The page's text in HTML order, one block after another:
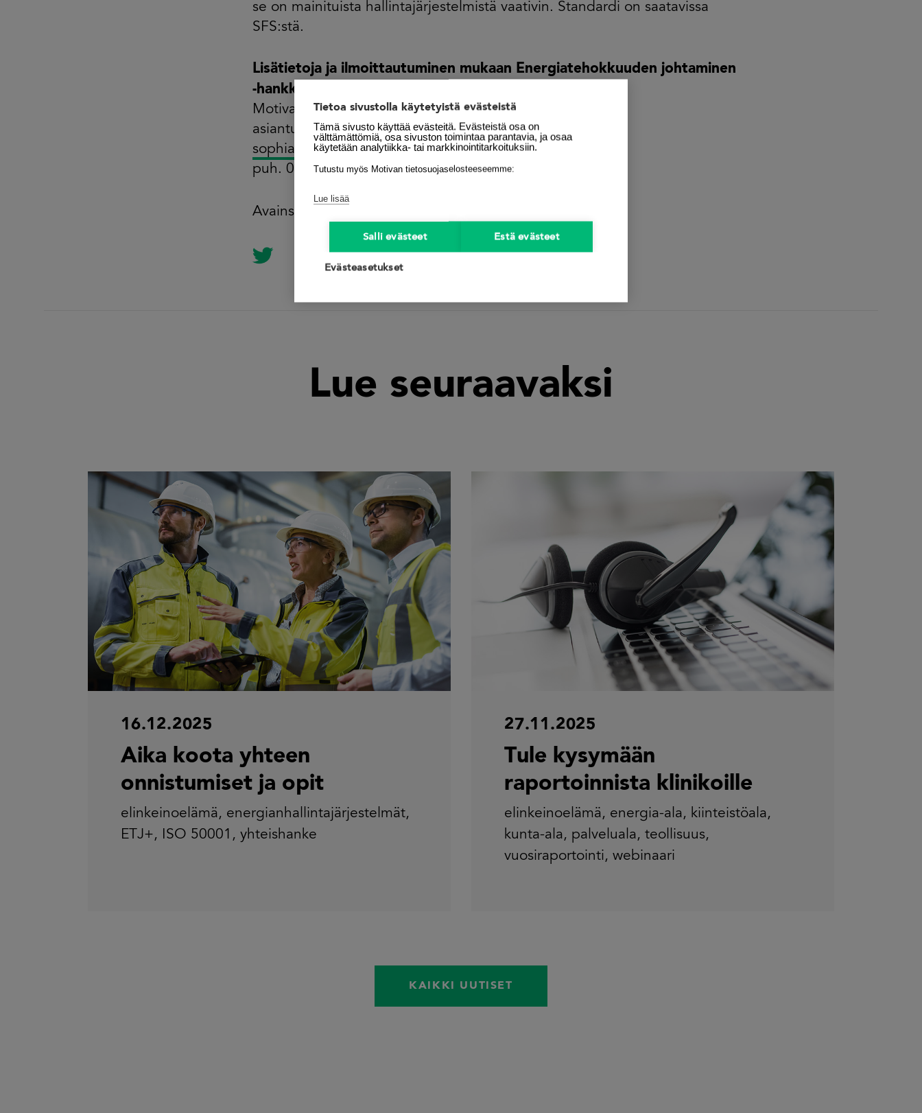
se on mainituista hallintajärjestelmistä vaativin. Standardi on saatavissa
SFS:stä.
Lisätietoja ja ilmoittautuminen mukaan Energiatehokkuuden johtaminen
-hankkeeseen:
Motiva Oy
asiantuntija Sophia Rovio
sophia.rovio@motiva.fi
puh. 044 975 5659
Avainsanat:
Lue seuraavaksi
16.12.2025
Aika koota yhteen
onnistumiset ja opit
elinkeinoelämä, energianhallintajärjestelmät,
ETJ+, ISO 50001 , yhteishanke
27.11.2025
Tule kysymään
raportoinnista klinikoille
elinkeinoelämä, energia-ala, kiinteistöala,
kunta-ala, palveluala, teollisuus,
vuosiraportointi, webinaari
KAIKKI UUTISET
Tietoa sivustolla käytetyistä evästeistä
Tämä sivusto käyttää evästeitä. Evästeistä osa on
välttämättömiä, osa sivuston toimintaa parantavia, ja osaa
käytetään analytiikka- tai markkinointitarkoituksiin.
Tutustu myös Motivan tietosuojaselosteeseemme:
Lue lisää
Salli evästeet Estä evästeet
Evästeasetukset